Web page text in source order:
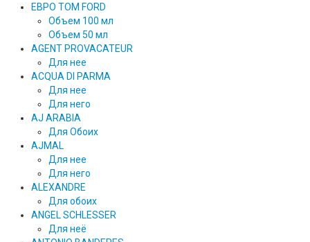
ЕВРО TOM FORD
Объем 100 мл
Объем 50 мл
AGENT PROVACATEUR
Для нее
ACQUA DI PARMA
Для нее
Для него
AJ ARABIA
Для Обоих
AJMAL
Для нее
Для него
ALEXANDRE
Для обоих
ANGEL SCHLESSER
Для неё